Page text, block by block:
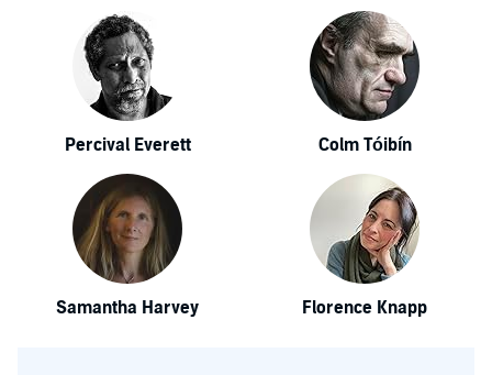
Percival Everett Colm Tóibín
Samantha Harvey Florence Knapp